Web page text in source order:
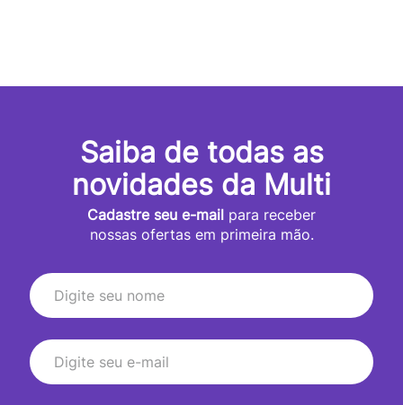
Saiba de todas as
novidades da Multi
Cadastre seu e-mail para receber
nossas ofertas em primeira mão.